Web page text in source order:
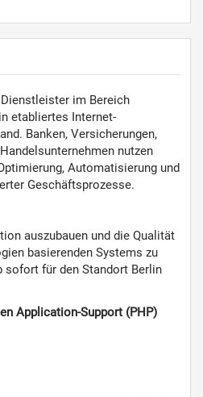
im Bereich
etabliertes Internet-
Banken, Versicherungen,
nutzen
Automatisierung und
Geschäftsprozesse.
auszubauen und die Qualität
basierenden Systems zu
sofort für den Standort Berlin
Application-Support (PHP)